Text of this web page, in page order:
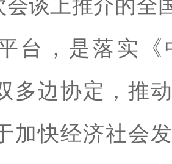
会谈上推介的全
台，是落实《
多边协定，推
加快经济社会